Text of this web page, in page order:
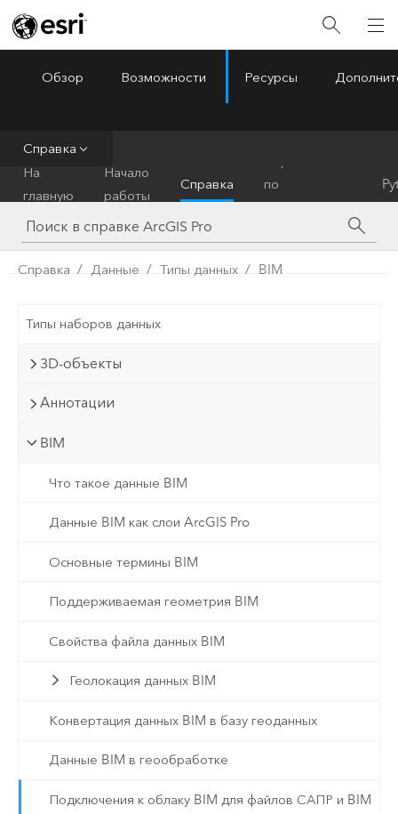
ArcGIS Pro
Обзор Возможности Ресурсы
Справка
На
главную
Начало
работы
Справка
по
инструментам
Справка Данные Типы данных BIM
Типы наборов данных
3D-объекты
Аннотации
BIM
Что такое данные BIM
Данные BIM как слои ArcGIS Pro
Основные термины BIM
Поддерживаемая геометрия BIM
Свойства файла данных BIM
Геолокация данных BIM
Конвертация данных BIM в базу геоданных
Данные BIM в геообработке
Подключения к облаку BIM для файлов САПР и BIM